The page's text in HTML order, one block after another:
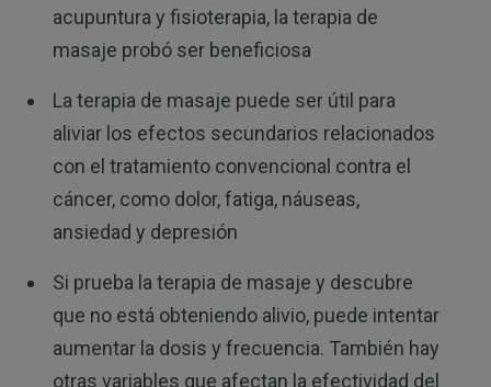
acupuntura y fisioterapia, la terapia de
masaje probó ser beneficiosa
La terapia de masaje puede ser útil para
aliviar los efectos secundarios relacionados
con el tratamiento convencional contra el
cáncer, como dolor, fatiga, náuseas,
ansiedad y depresión
Si prueba la terapia de masaje y descubre
que no está obteniendo alivio, puede intentar
aumentar la dosis y frecuencia. También hay
otras variables que afectan la efectividad del